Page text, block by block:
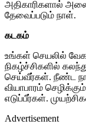
அதிகாரிகளால்
தேவைப்படும் நாள்.
கடகம்
உங்கள் செயலில்
நிகழ்ச்சிகளில்
செய்வீர்கள். நீண்ட
வியாபாரம்
எடுப்பீர்கள்.
Advertisement